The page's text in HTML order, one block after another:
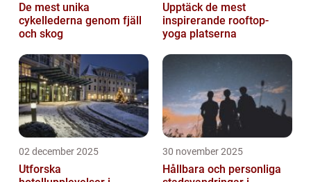
De mest unika
cykellederna genom fjäll
och skog
Upptäck de mest
inspirerande rooftop-
yoga platserna
02 december 2025
Utforska
30 november 2025
Hållbara och personliga